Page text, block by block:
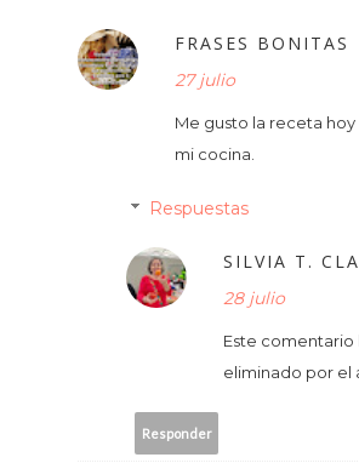
FRASES BONITAS
27 julio
Me gusto la receta
mi cocina.
Respuestas
SILVIA T.
28 julio
Este comentario
eliminado por el
Responder